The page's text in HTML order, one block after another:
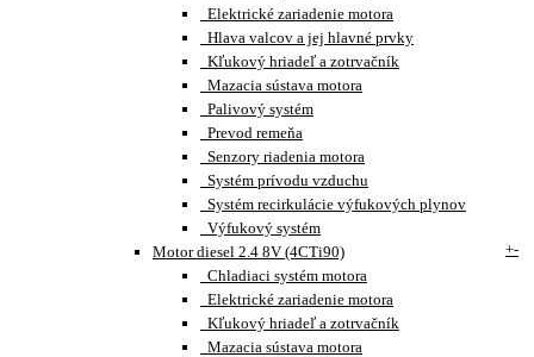
Elektrické zariadenie motora
Hlava valcov a jej hlavné prvky
Kľukový hriadeľ a zotrvačník
Mazacia sústava motora
Palivový systém
Prevod remeňa
Senzory riadenia motora
Systém prívodu vzduchu
Systém recirkulácie výfukových plynov
Výfukový systém
Motor diesel 2.4 8V (4CTi90)
+-
Chladiaci systém motora
Elektrické zariadenie motora
Kľukový hriadeľ a zotrvačník
Mazacia sústava motora